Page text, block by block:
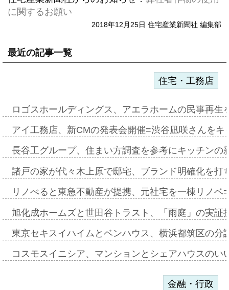
に関するお願い
2018年12月25日 住宅産業新聞社 編集部
最近の記事一覧
住宅・工務店
ロゴスホールディングス、アエラホームの民事再
アイ工務店、新CMの発表会開催=渋谷凪咲さんを
長谷工グループ、住まい方調査を参考にキッチン
諸戸の家が代々木上原で邸宅、ブランド明確化を
リノべると東急不動産が提携、元社宅を一棟リノ
旭化成ホームズと世田谷トラスト、「雨庭」の実
東京セキスイハイムとベンハウス、横浜都筑区の
コスモスイニシア、マンションとシェアハウスの
金融・行政